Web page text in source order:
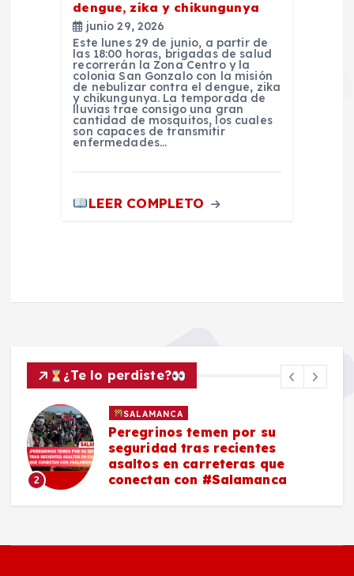
dengue, zika y chikungunya
junio 29, 2026
Este lunes 29 de junio, a partir de
las 18:00 horas, brigadas de salud
recorrerán la Zona Centro y la
colonia San Gonzalo con la misión
de nebulizar contra el dengue, zika
y chikungunya. La temporada de
lluvias trae consigo una gran
cantidad de mosquitos, los cuales
son capaces de transmitir
enfermedades…
LEER COMPLETO
¿Te lo perdiste?
2
SALAMANCA
Peregrinos temen por su
seguridad tras recientes
asaltos en carreteras que
conectan con #Salamanca